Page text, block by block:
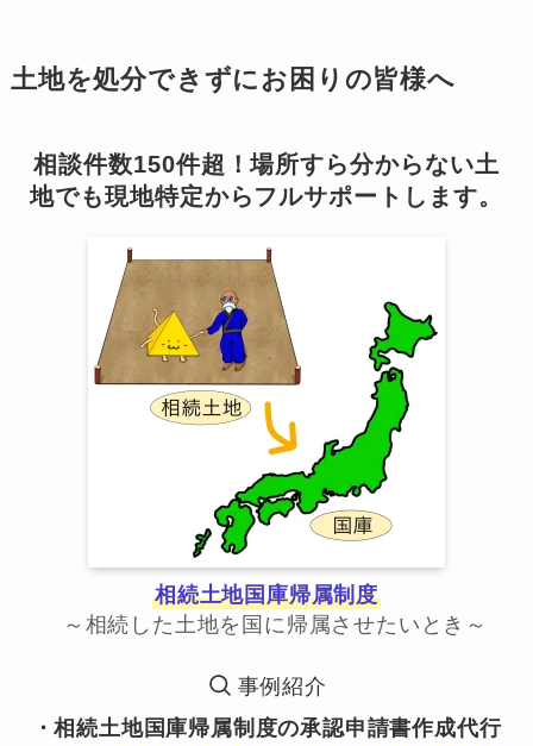
土地を処分できずにお困りの皆様へ
相談件数150件超！場所すら分からない土
地でも現地特定からフルサポートします。
相続土地国庫帰属制度
～相続した土地を国に帰属させたいとき～
事例紹介
・相続土地国庫帰属制度の承認申請書作成代行